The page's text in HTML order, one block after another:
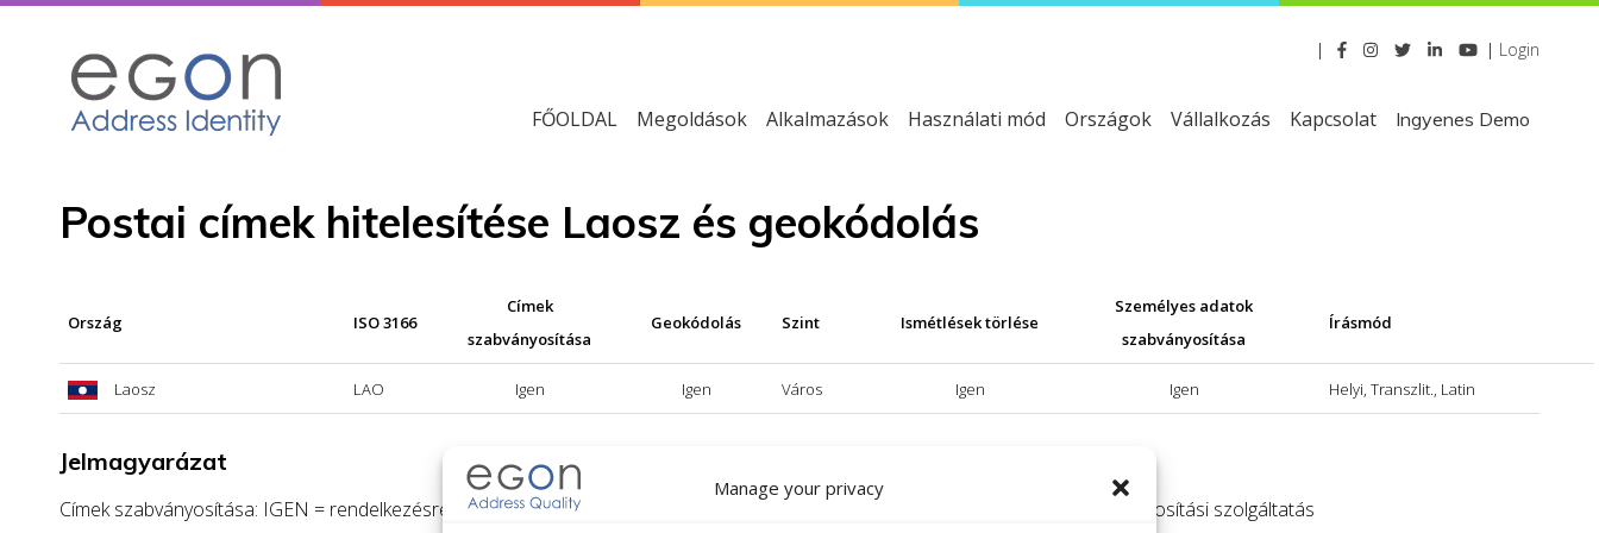
Manage your privacy
| | Login
FŐOLDAL Megoldások Alkalmazások Használati mód Országok Vállalkozás Kapcsolat Ingyenes Demo
Postai címek hitelesítése Laosz és geokódolás
Ország ISO 3166
Címek
szabványosítása
Geokódolás Szint Ismétlések törlése
Személyes adatok
szabványosítása
Írásmód
Laosz LAO Igen Igen Város Igen Igen Helyi, Transzlit., Latin
Jelmagyarázat
Címek szabványosítása: IGEN = rendelkezésre áll a cím szabványosítási szolgáltatás; NEM = nem áll rendelkezésre a cím szabványosítási szolgáltatás